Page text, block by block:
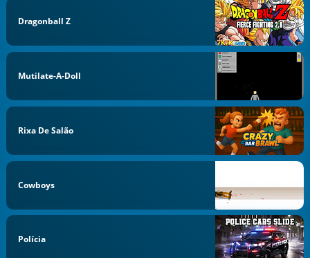
Dragonball Z
Mutilate-A-Doll
Rixa De Salão
Cowboys
Polícia